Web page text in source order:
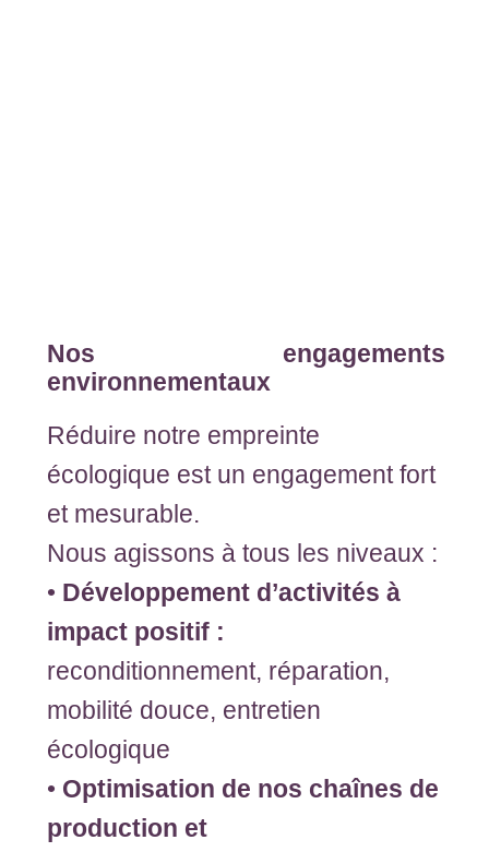
Nos engagements
environnementaux
Réduire notre empreinte
écologique est un engagement fort
et mesurable.
Nous agissons à tous les niveaux :
• Développement d’activités à
impact positif :
reconditionnement, réparation,
mobilité douce, entretien
écologique
• Optimisation de nos chaînes de
production et